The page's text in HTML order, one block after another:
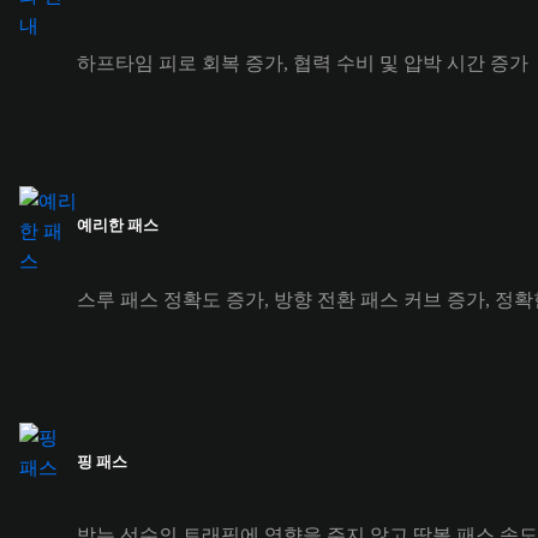
하프타임 피로 회복 증가, 협력 수비 및 압박 시간 증가
예리한 패스
스루 패스 정확도 증가, 방향 전환 패스 커브 증가, 정
핑 패스